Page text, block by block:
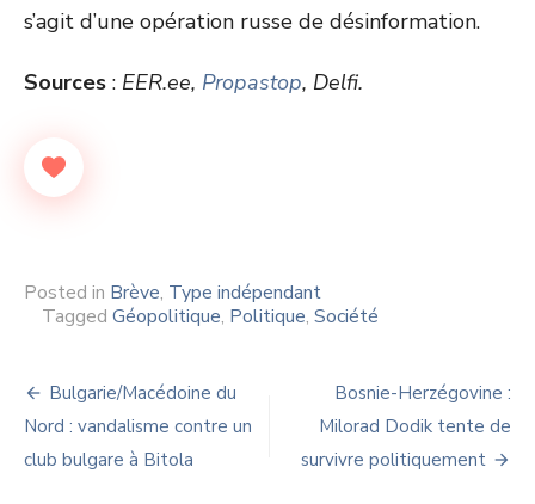
s’agit d’une opération russe de désinformation.
Sources : EER.ee, Propastop, Delfi.
Posted in Brève, Type indépendant
Tagged Géopolitique, Politique, Société
Navigation
de
l’article
Bulgarie/Macédoine du
Nord : vandalisme contre un
club bulgare à Bitola
Bosnie-Herzégovine :
Milorad Dodik tente de
survivre politiquement